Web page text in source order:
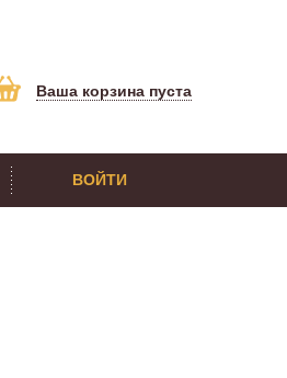
Ваша корзина пуста
ВОЙТИ